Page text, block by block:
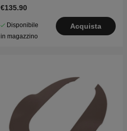
€135.90
Disponibile
in magazzino
Acquista